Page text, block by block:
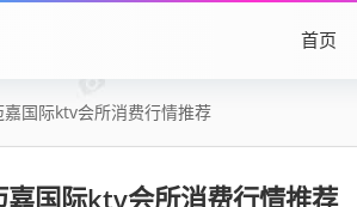
首页
国际ktv会所消费行情推荐
国际ktv会所消费行情推荐